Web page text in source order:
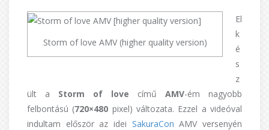
Storm of love AMV (higher quality version)
El
k
é
s
z
ült a Storm of love című AMV-ém nagyobb
felbontású (720×480 pixel) változata. Ezzel a videóval
indultam először az idei SakuraCon AMV versenyén